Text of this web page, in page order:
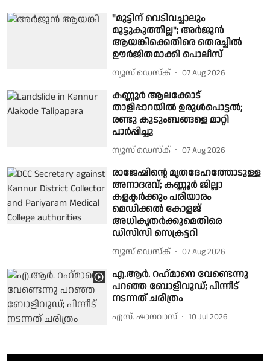
"മുട്ടിന് വെടിവച്ചാലും
മുട്ടുകുത്തില്ല"; അർജുൻ
ആയങ്കിക്കെതിരെ തെരച്ചിൽ
ഊർജിതമാക്കി പൊലീസ്
ന്യൂസ് ഡെസ്ക് 07 Aug 2026
കണ്ണൂർ ആലക്കോട്
താളിപ്പാറയിൽ ഉരുൾപൊട്ടൽ;
രണ്ടു കുടുംബങ്ങളെ മാറ്റി
പാർപ്പിച്ചു
ന്യൂസ് ഡെസ്ക് 07 Aug 2026
രാജേഷിൻ്റെ മൃതദേഹത്തോടുള്ള
അനാദരവ്; കണ്ണൂർ ജില്ലാ
കളക്ടർക്കും പരിയാരം
മെഡിക്കൽ കോളജ്
അധികൃതർക്കുമെതിരെ
ഡിസിസി സെക്രട്ടറി
ന്യൂസ് ഡെസ്ക് 07 Aug 2026
എ.ആര്‍. റഹ്‍മാനെ വേണ്ടെന്നു
പറഞ്ഞ ബോളിവുഡ്; പിന്നീട്
നടന്നത് ചരിത്രം
എസ്. ഷാനവാസ് 10 Jul 2026